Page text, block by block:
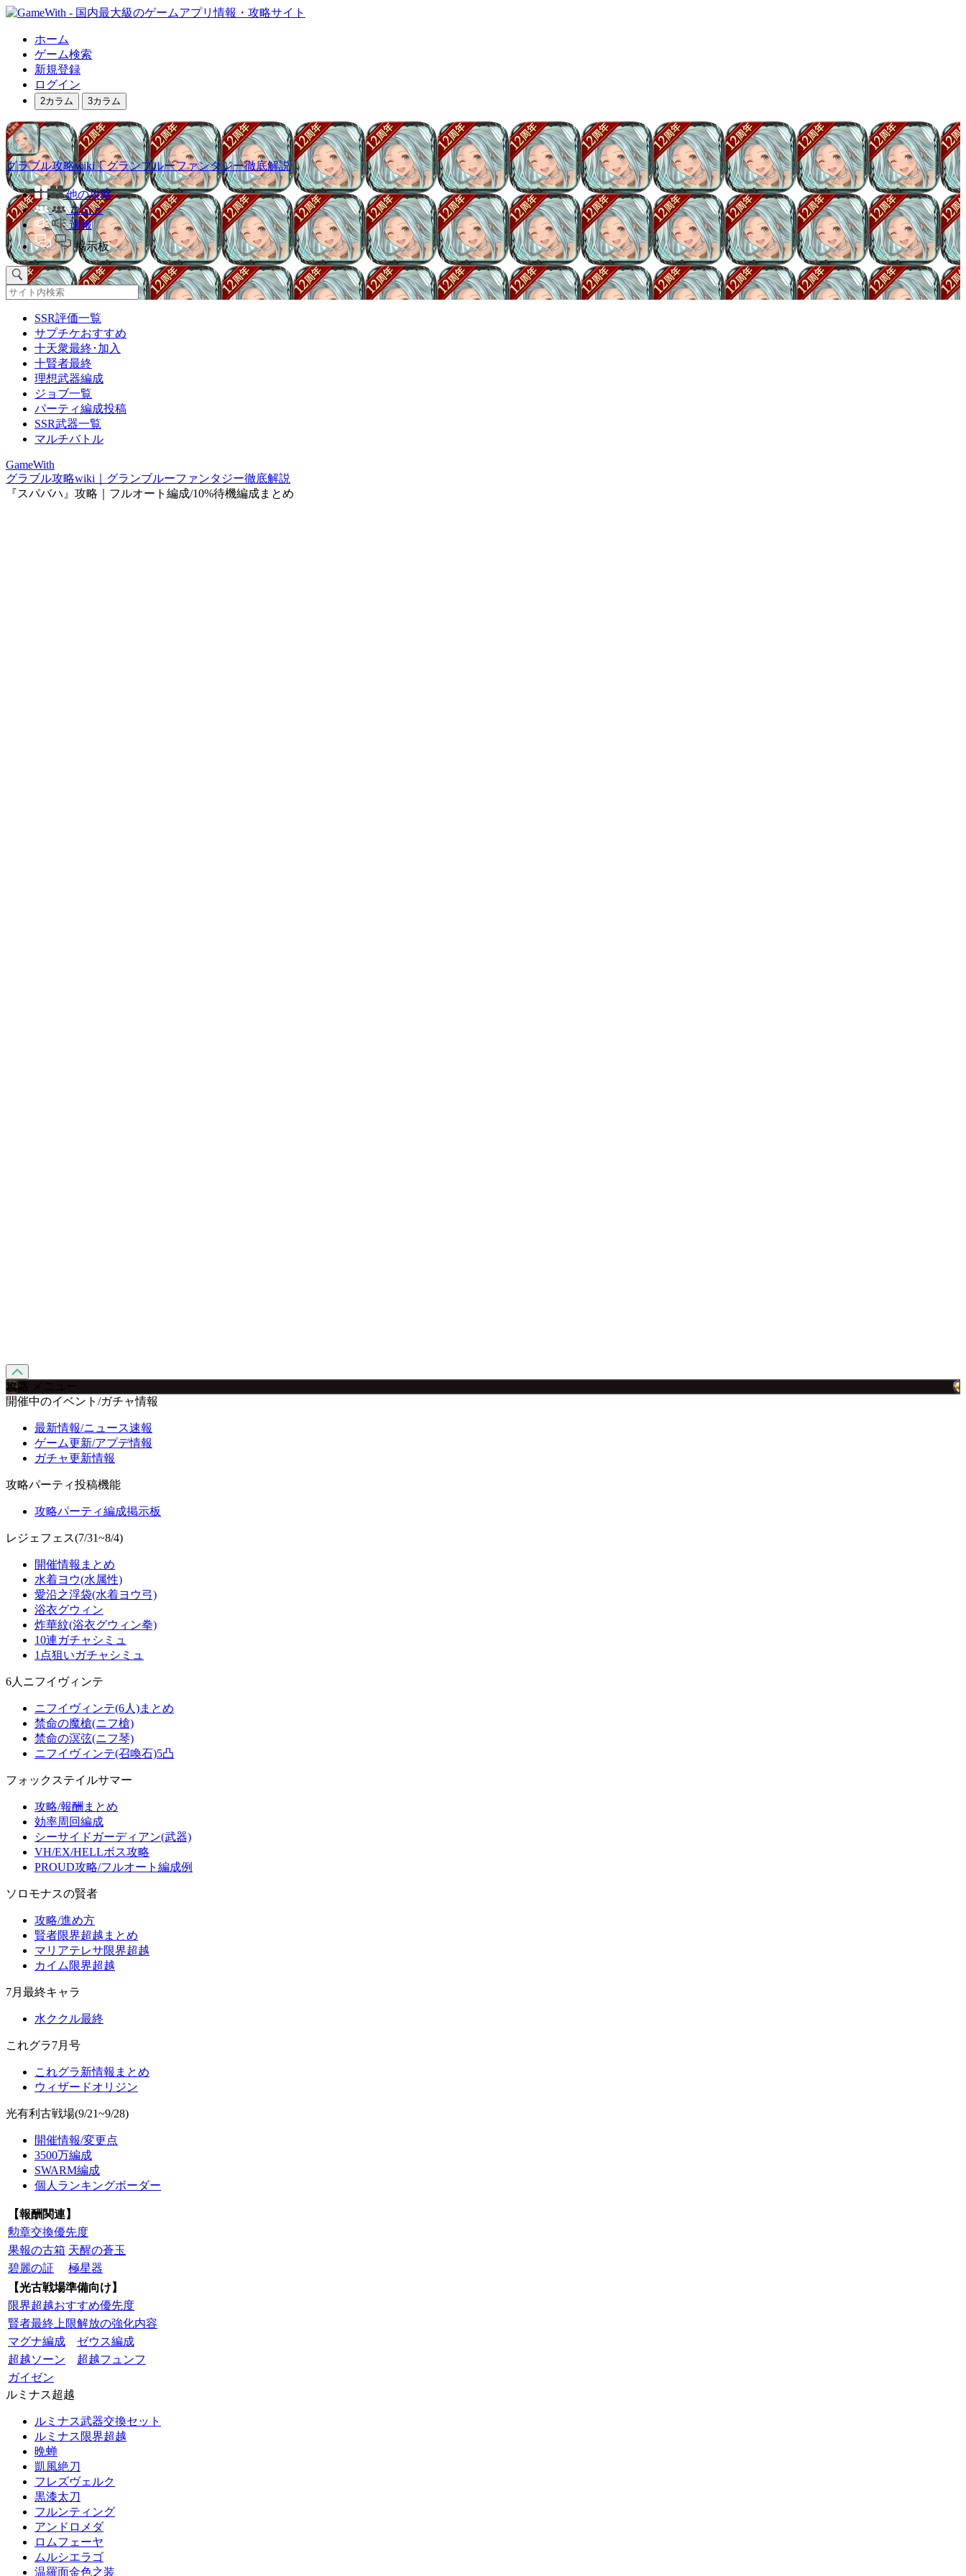
ホーム
ゲーム検索
新規登録
ログイン
2カラム 3カラム
グラブル攻略wiki｜グランブルーファンタジー徹底解説
他の攻略
コミュ
速報
掲示板
SSR評価一覧
サプチケおすすめ
十天衆最終･加入
十賢者最終
理想武器編成
ジョブ一覧
パーティ編成投稿
SSR武器一覧
マルチバトル
GameWith
グラブル攻略wiki｜グランブルーファンタジー徹底解説
『スパバハ』攻略｜フルオート編成/10%待機編成まとめ
攻略 メニュー
開催中のイベント/ガチャ情報
最新情報/ニュース速報
ゲーム更新/アプデ情報
ガチャ更新情報
攻略パーティ投稿機能
攻略パーティ編成掲示板
レジェフェス(7/31~8/4)
開催情報まとめ
水着ヨウ(水属性)
愛沿之浮袋(水着ヨウ弓)
浴衣グウィン
炸華紋(浴衣グウィン拳)
10連ガチャシミュ
1点狙いガチャシミュ
6人ニフイヴィンテ
ニフイヴィンテ(6人)まとめ
禁命の魔槍(ニフ槍)
禁命の溟弦(ニフ琴)
ニフイヴィンテ(召喚石)5凸
フォックステイルサマー
攻略/報酬まとめ
効率周回編成
シーサイドガーディアン(武器)
VH/EX/HELLボス攻略
PROUD攻略/フルオート編成例
ソロモナスの賢者
攻略/進め方
賢者限界超越まとめ
マリアテレサ限界超越
カイム限界超越
7月最終キャラ
水ククル最終
これグラ7月号
これグラ新情報まとめ
ウィザードオリジン
光有利古戦場(9/21~9/28)
開催情報/変更点
3500万編成
SWARM編成
個人ランキングボーダー
【報酬関連】
勲章交換優先度
果報の古箱 天醒の蒼玉
碧麗の証
極星器
【光古戦場準備向け】
限界超越おすすめ優先度
賢者最終上限解放の強化内容
マグナ編成
ゼウス編成
超越ソーン
超越フュンフ
ガイゼン
ルミナス超越
ルミナス武器交換セット
ルミナス限界超越
晩蝉
凱風絶刀
フレズヴェルク
黒漆太刀
フルンティング
アンドロメダ
ロムフェーヤ
ムルシエラゴ
温羅面金色之装